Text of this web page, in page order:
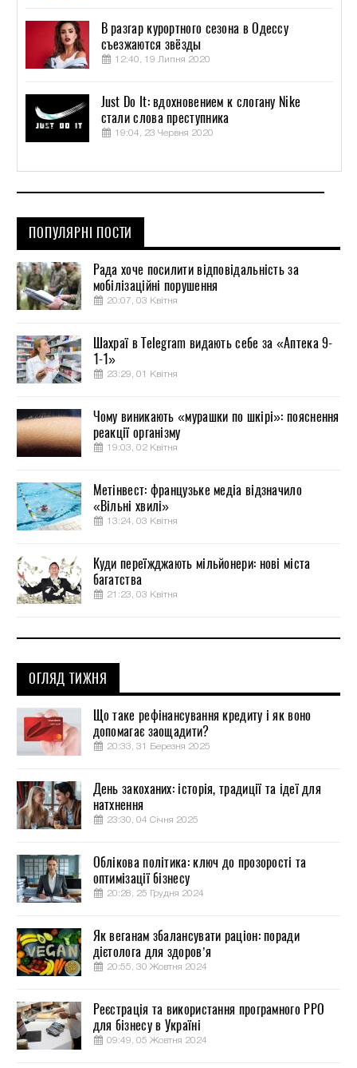
В разгар курортного сезона в Одессу
съезжаются звёзды
12:40, 19 Липня 2020
Just Do It: вдохновением к слогану Nike
стали слова преступника
19:04, 23 Червня 2020
ПОПУЛЯРНІ ПОСТИ
Рада хоче посилити відповідальність за
мобілізаційні порушення
20:07, 03 Квітня
Шахраї в Telegram видають себе за «Аптека 9-
1-1»
23:29, 01 Квітня
Чому виникають «мурашки по шкірі»: пояснення
реакції організму
19:03, 02 Квітня
Метінвест: французьке медіа відзначило
«Вільні хвилі»
13:24, 03 Квітня
Куди переїжджають мільйонери: нові міста
багатства
21:23, 03 Квітня
ОГЛЯД ТИЖНЯ
Що таке рефінансування кредиту і як воно
допомагає заощадити?
20:33, 31 Березня 2025
День закоханих: історія, традиції та ідеї для
натхнення
23:30, 04 Січня 2025
Облікова політика: ключ до прозорості та
оптимізації бізнесу
20:28, 25 Грудня 2024
Як веганам збалансувати раціон: поради
дієтолога для здоров’я
20:55, 30 Жовтня 2024
Реєстрація та використання програмного РРО
для бізнесу в Україні
09:49, 05 Жовтня 2024